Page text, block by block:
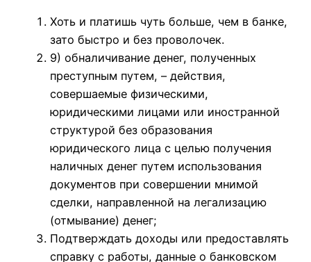
Хоть и платишь чуть больше, чем в банке,
зато быстро и без проволочек.
9) обналичивание денег, полученных
преступным путем, – действия,
совершаемые физическими,
юридическими лицами или иностранной
структурой без образования
юридического лица с целью получения
наличных денег путем использования
документов при совершении мнимой
сделки, направленной на легализацию
(отмывание) денег;
Подтверждать доходы или предоставлять
справку с работы, данные о банковском